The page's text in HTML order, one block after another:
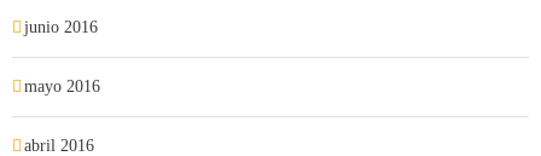
junio 2016
mayo 2016
abril 2016